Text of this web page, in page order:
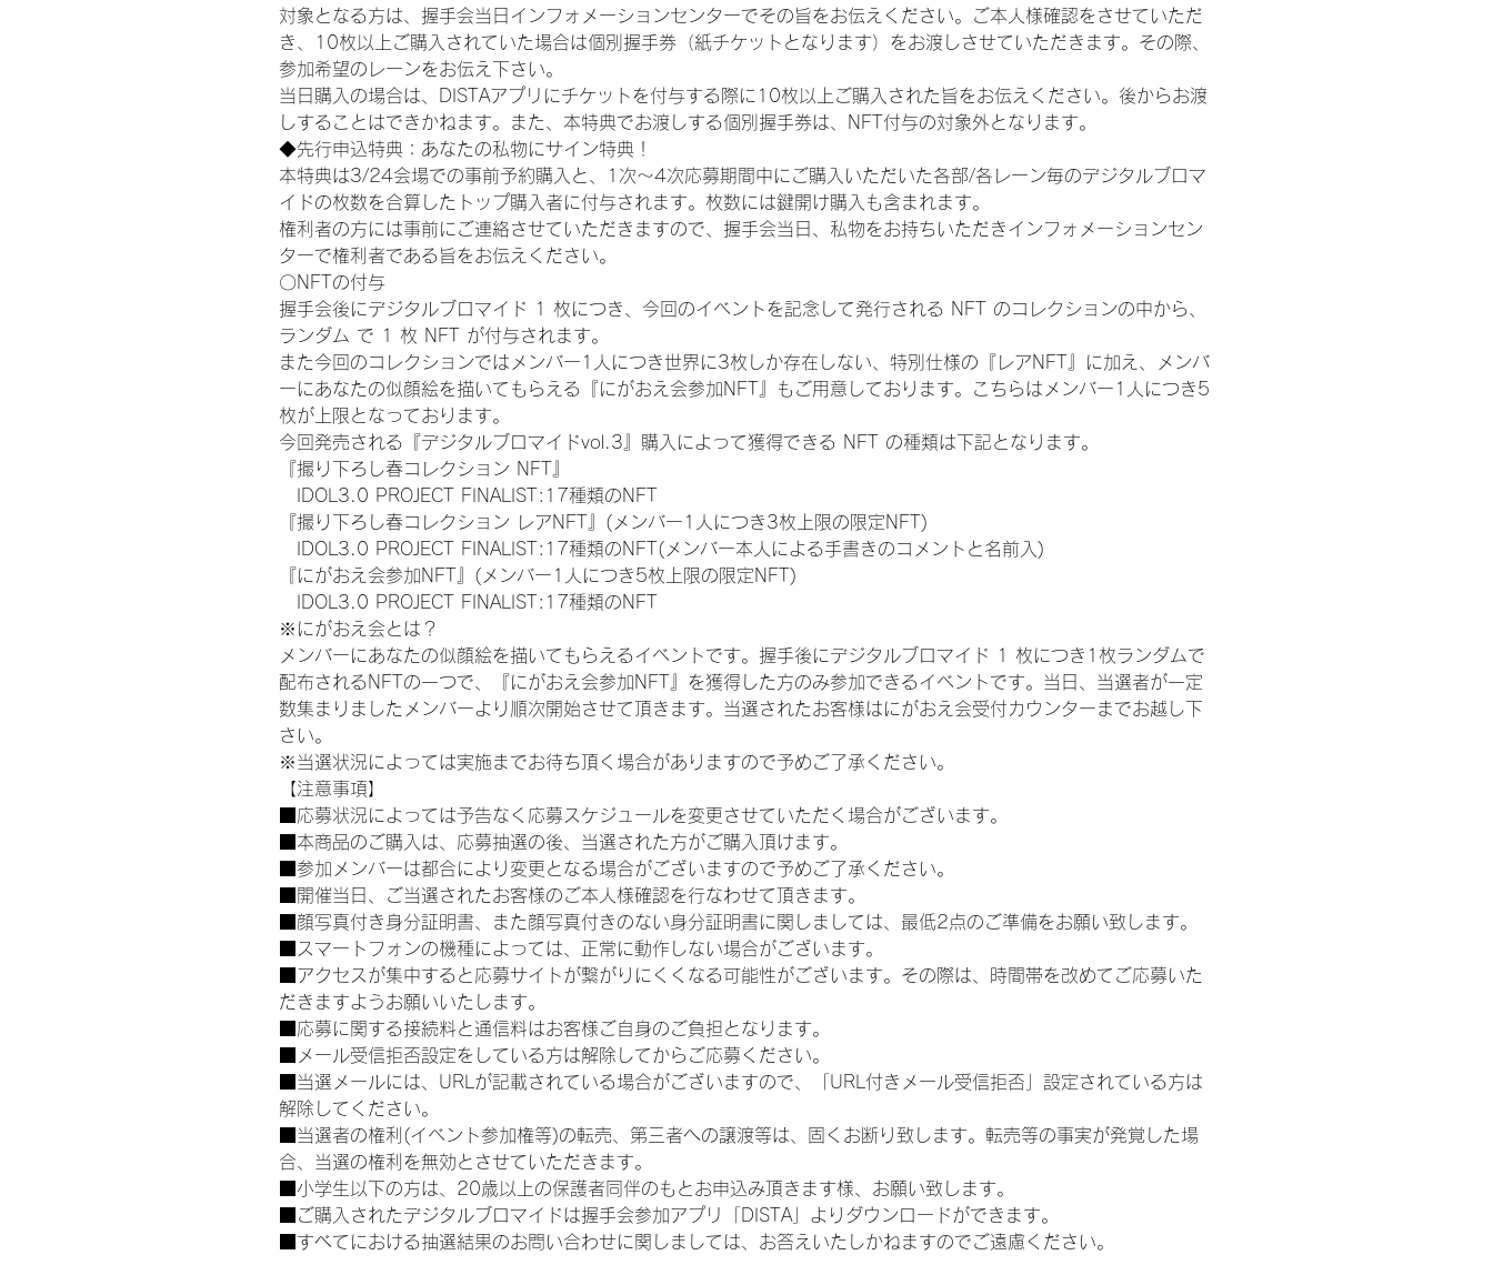
対象となる方は、握手会当日インフォメーションセンターでその旨をお伝えください。ご本人様確認をさせていただ
き、10枚以上ご購入されていた場合は個別握手券（紙チケットとなります）をお渡しさせていただきます。その際、
参加希望のレーンをお伝え下さい。
当日購入の場合は、DISTAアプリにチケットを付与する際に10枚以上ご購入された旨をお伝えください。後からお渡
しすることはできかねます。また、本特典でお渡しする個別握手券は、NFT付与の対象外となります。
◆先行申込特典：あなたの私物にサイン特典！
本特典は3/24会場での事前予約購入と、1次〜4次応募期間中にご購入いただいた各部/各レーン毎のデジタルブロマ
イドの枚数を合算したトップ購入者に付与されます。枚数には鍵開け購入も含まれます。
権利者の方には事前にご連絡させていただきますので、握手会当日、私物をお持ちいただきインフォメーションセン
ターで権利者である旨をお伝えください。
〇NFTの付与
握手会後にデジタルブロマイド 1 枚につき、今回のイベントを記念して発行される NFT のコレクションの中から、
ランダム で 1 枚 NFT が付与されます。
また今回のコレクションではメンバー1人につき世界に3枚しか存在しない、特別仕様の『レアNFT』に加え、メンバ
ーにあなたの似顔絵を描いてもらえる『にがおえ会参加NFT』もご用意しております。こちらはメンバー1人につき5
枚が上限となっております。
今回発売される『デジタルブロマイドvol.3』購入によって獲得できる NFT の種類は下記となります。
『撮り下ろし春コレクション NFT』
IDOL3.0 PROJECT FINALIST:17種類のNFT
『撮り下ろし春コレクション レアNFT』(メンバー1人につき3枚上限の限定NFT)
IDOL3.0 PROJECT FINALIST:17種類のNFT(メンバー本人による手書きのコメントと名前入)
『にがおえ会参加NFT』(メンバー1人につき5枚上限の限定NFT)
IDOL3.0 PROJECT FINALIST:17種類のNFT
※にがおえ会とは？
メンバーにあなたの似顔絵を描いてもらえるイベントです。握手後にデジタルブロマイド 1 枚につき1枚ランダムで
配布されるNFTの一つで、『にがおえ会参加NFT』を獲得した方のみ参加できるイベントです。当日、当選者が一定
数集まりましたメンバーより順次開始させて頂きます。当選されたお客様はにがおえ会受付カウンターまでお越し下
さい。
※当選状況によっては実施までお待ち頂く場合がありますので予めご了承ください。
【注意事項】
■応募状況によっては予告なく応募スケジュールを変更させていただく場合がございます。
■本商品のご購入は、応募抽選の後、当選された方がご購入頂けます。
■参加メンバーは都合により変更となる場合がございますので予めご了承ください。
■開催当日、ご当選されたお客様のご本人様確認を行なわせて頂きます。
■顔写真付き身分証明書、また顔写真付きのない身分証明書に関しましては、最低2点のご準備をお願い致します。
■スマートフォンの機種によっては、正常に動作しない場合がございます。
■アクセスが集中すると応募サイトが繋がりにくくなる可能性がございます。その際は、時間帯を改めてご応募いた
だきますようお願いいたします。
■応募に関する接続料と通信料はお客様ご自身のご負担となります。
■メール受信拒否設定をしている方は解除してからご応募ください。
■当選メールには、URLが記載されている場合がございますので、「URL付きメール受信拒否」設定されている方は
解除してください。
■当選者の権利(イベント参加権等)の転売、第三者への譲渡等は、固くお断り致します。転売等の事実が発覚した場
合、当選の権利を無効とさせていただきます。
■小学生以下の方は、20歳以上の保護者同伴のもとお申込み頂きます様、お願い致します。
■ご購入されたデジタルブロマイドは握手会参加アプリ「DISTA」よりダウンロードができます。
■すべてにおける抽選結果のお問い合わせに関しましては、お答えいたしかねますのでご遠慮ください。